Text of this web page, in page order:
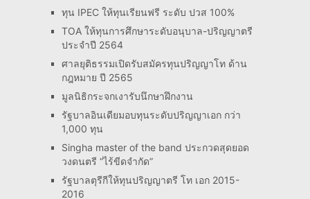
ทุน IPEC ให้ทุนเรียนฟรี ระดับ ปวส 100%
TOA ให้ทุนการศึกษาระดับอนุบาล-ปริญญาตรี
ประจำปี 2564
ศาลยุติธรรมเปิดรับสมัครทุนปริญญาโท ด้าน
กฎหมาย ปี 2565
มูลนิธิกระจกเงารับนึกษาฝึกงาน
รัฐบาลอินเดียมอบทุนระดับปริญญาเอก กว่า
1,000 ทุน
Singha master of the band ประกวดสุดยอด
วงดนตรี “ไร้ขีดจำกัด”
รัฐบาลตุรีกีให้ทุนปริญญาตรี โท เอก 2015-
2016